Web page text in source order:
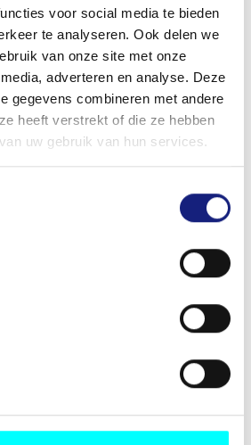
voor social media te bieden
te analyseren. Ook delen we
van onze site met onze
adverteren en analyse. Deze
gegevens combineren met andere
heeft verstrekt of die ze hebben
uw gebruik van hun services.